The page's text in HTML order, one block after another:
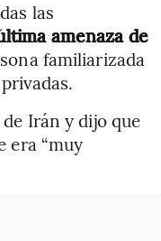
las
amenaza de
familiarizada
Irán y dijo que
era “muy